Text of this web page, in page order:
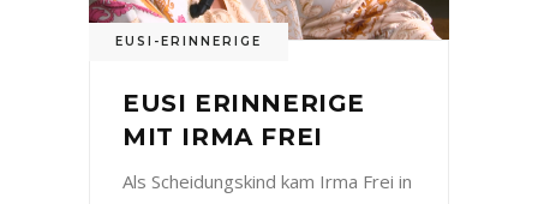
EUSI-ERINNERIGE
EUSI ERINNERIGE
MIT IRMA FREI
Als Scheidungskind kam Irma Frei in